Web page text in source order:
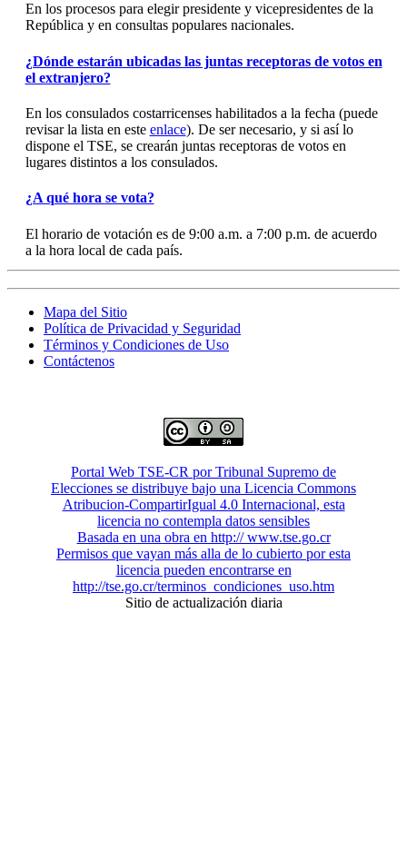
En los procesos para elegir presidente y vicepresidentes de la
República y en consultas populares nacionales.
¿Dónde estarán ubicadas las juntas receptoras de votos en
el extranjero?
En los consulados costarricenses habilitados a la fecha (puede
revisar la lista en este enlace). De ser necesario, y si así lo
dispone el TSE, se crearán juntas receptoras de votos en
lugares distintos a los consulados.
¿A qué hora se vota?
El horario de votación es de 9:00 a.m. a 7:00 p.m. de acuerdo
a la hora local de cada país.
Mapa del Sitio
Política de Privacidad y Seguridad
Términos y Condiciones de Uso
Contáctenos
Portal Web TSE-CR por Tribunal Supremo de
Elecciones se distribuye bajo una Licencia Commons
Atribucion-CompartirIgual 4.0 Internacional, esta
licencia no contempla datos sensibles
Basada en una obra en http:// www.tse.go.cr
Permisos que vayan más alla de lo cubierto por esta
licencia pueden encontrarse en
http://tse.go.cr/terminos_condiciones_uso.htm
Sitio de actualización diaria